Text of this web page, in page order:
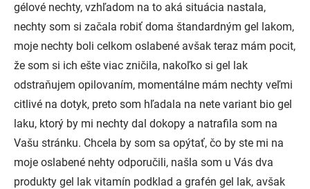
gélové nechty, vzhľadom na to aká situácia nastala,
nechty som si začala robiť doma štandardným gel lakom,
moje nechty boli celkom oslabené avšak teraz mám pocit,
že som si ich ešte viac zničila, nakoľko si gel lak
odstraňujem opilovaním, momentálne mám nechty veľmi
citlivé na dotyk, preto som hľadala na nete variant bio gel
laku, ktorý by mi nechty dal dokopy a natrafila som na
Vašu stránku. Chcela by som sa opýtať, čo by ste mi na
moje oslabené nehty odporučili, našla som u Vás dva
produkty gel lak vitamín podklad a grafén gel lak, avšak